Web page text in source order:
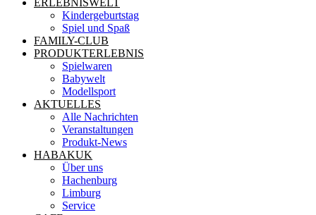
Kindergeburtstag
Spiel und Spaß
FAMILY-CLUB
PRODUKTERLEBNIS
Spielwaren
Babywelt
Modellsport
AKTUELLES
Alle Nachrichten
Veranstaltungen
Produkt-News
HABAKUK
Über uns
Hachenburg
Limburg
Service